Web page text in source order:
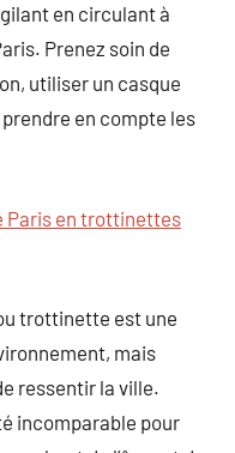
en circulant à
Prenez soin de
utiliser un casque
en compte les
Paris en trottinettes
trottinette est une
mais
ressentir la ville.
incomparable pour